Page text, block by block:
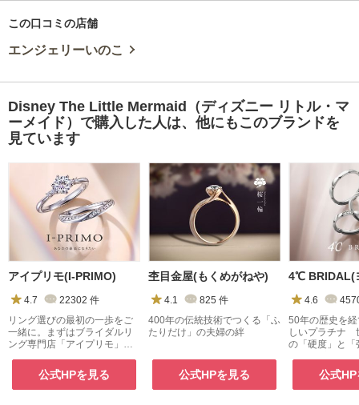
この口コミの店舗
エンジェリーいのこ
Disney The Little Mermaid（ディズニー リトル・マ
ーメイド）で購入した人は、他にもこのブランドを
見ています
アイプリモ(I-PRIMO)
4.7 22302 件
リング選びの最初の一歩をご
一緒に。まずはブライダルリ
ング専門店「アイプリモ」
公式HPを見る
杢目金屋(もくめがねや)
4.1 825 件
400年の伝統技術でつくる「ふ
たりだけ」の夫婦の絆
公式HPを見る
4.6
50年の歴史を
しいプラチナ
の「硬度」と「
公式